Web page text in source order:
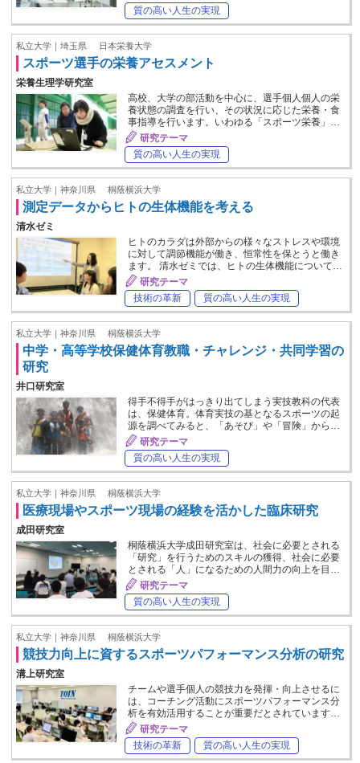
質の高い人生の実現
私立大学｜埼玉県 日本栄養大学
スポーツ選手の栄養アセスメント
栄養生理学研究室
高校、大学の部活動を中心に、選手個人個人の栄
養状態の調査を行い、その状況に応じた栄養・食
事指導を行います。いわゆる「スポーツ栄養」…
研究テーマ
質の高い人生の実現
私立大学｜神奈川県 桐蔭横浜大学
測定データからヒトの生体機能を考える
清水ゼミ
ヒトのカラダは外部からの様々なストレスや環境
に対して調節機能が働き、恒常性を保とうと働き
ます。 清水ゼミでは、ヒトの生体機能について…
研究テーマ
技術の革新
質の高い人生の実現
私立大学｜神奈川県 桐蔭横浜大学
中学・高等学校保健体育教職・チャレンジ・共同学習の
研究
井口研究室
得手不得手がはっきり出てしまう実技教科の代表
は、保健体育。体育実技の基となるスポーツの起
源を調べてみると、「あそび」や「冒険」から…
研究テーマ
質の高い人生の実現
私立大学｜神奈川県 桐蔭横浜大学
医療現場やスポーツ現場の経験を活かした臨床研究
成田研究室
桐蔭横浜大学成田研究室は、社会に必要とされる
「研究」を行うためのスキルの獲得、社会に必要
とされる「人」になるための人間力の向上を目…
研究テーマ
質の高い人生の実現
私立大学｜神奈川県 桐蔭横浜大学
競技力向上に資するスポーツパフォーマンス分析の研究
溝上研究室
チームや選手個人の競技力を発揮・向上させるに
は、コーチング活動にスポーツパフォーマンス分
析を有効活用することが重要だとされています…
研究テーマ
技術の革新
質の高い人生の実現